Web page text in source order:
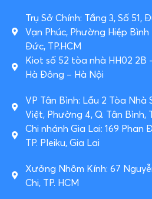
Trụ Sở Chính: Tầng 3, Số 51,
Vạn Phúc, Phường Hiệp
Đức, TP.HCM
Kiot số 52 tòa nhà HH02 2B
Hà Đông – Hà Nội
VP Tân Bình: Lầu 2 Tòa
Việt, Phường 4, Q. Tân Bình,
Chi nhánh Gia Lai: 169 Phan
TP. Pleiku, Gia Lai
Xưởng Nhôm Kính: 67
Chi, TP. HCM